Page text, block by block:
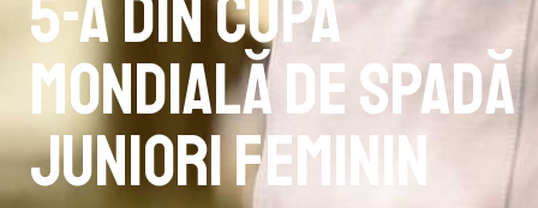
5-a din Cupa
Mondială de spadă
juniori feminin